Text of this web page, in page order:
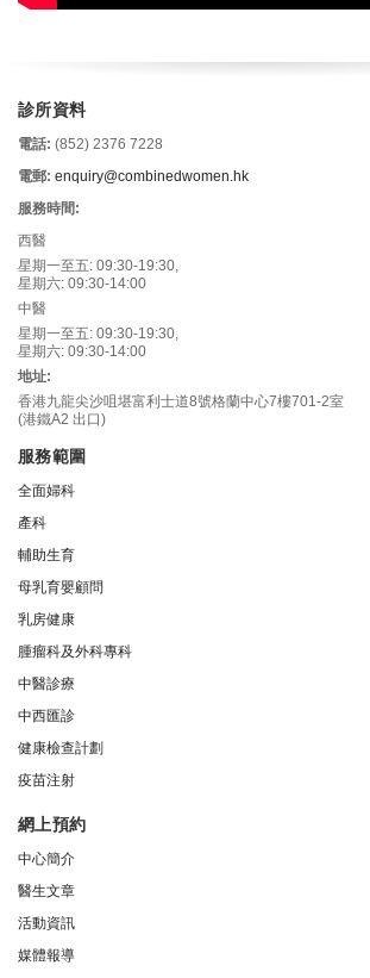
診所資料
電話: (852) 2376 7228
電郵: enquiry@combinedwomen.hk
服務時間:
西醫
星期一至五: 09:30-19:30,
星期六: 09:30-14:00
中醫
星期一至五: 09:30-19:30,
星期六: 09:30-14:00
地址:
香港九龍尖沙咀堪富利士道8號格蘭中心7樓701-2室
(港鐵A2 出口)
服務範圍
全面婦科
產科
輔助生育
母乳育嬰顧問
乳房健康
腫瘤科及外科專科
中醫診療
中西匯診
健康檢查計劃
疫苗注射
網上預約
中心簡介
醫生文章
活動資訊
媒體報導